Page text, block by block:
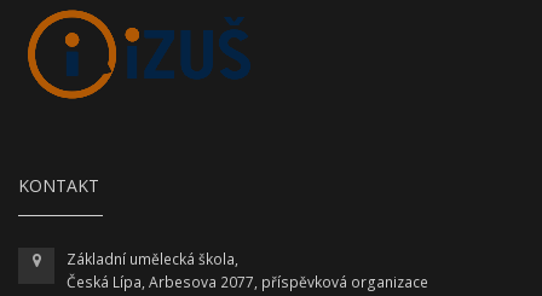
KONTAKT
Základní umělecká škola,
Česká Lípa, Arbesova 2077, příspěvková organizace